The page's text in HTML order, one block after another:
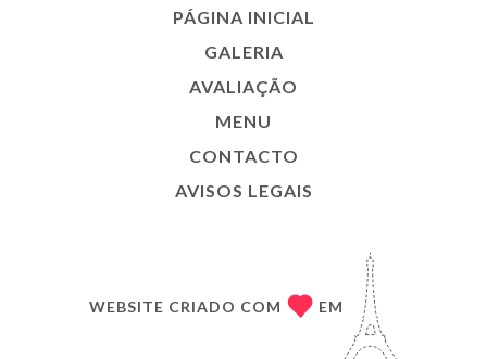
PÁGINA INICIAL
GALERIA
AVALIAÇÃO
MENU
CONTACTO
AVISOS LEGAIS
WEBSITE CRIADO COM EM